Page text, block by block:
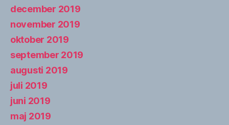
december 2019
november 2019
oktober 2019
september 2019
augusti 2019
juli 2019
juni 2019
maj 2019